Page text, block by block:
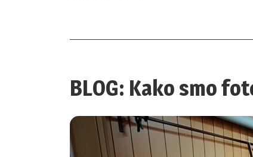
BLOG: Kako smo